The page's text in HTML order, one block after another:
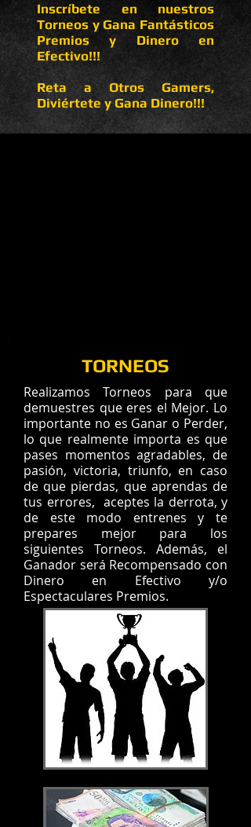
Inscríbete en nuestros
Torneos y Gana Fantásticos
Premios y Dinero en
Efectivo!!!
Reta a Otros Gamers,
Diviértete y Gana Dinero!!!
TORNEOS
Realizamos Torneos para que
demuestres que eres el Mejor. Lo
importante no es Ganar o Perder,
lo que realmente importa es que
pases momentos agradables, de
pasión, victoria, triunfo, en caso
de que pierdas, que aprendas de
tus errores, aceptes la derrota, y
de este modo entrenes y te
prepares mejor para los
siguientes Torneos. Además, el
Ganador será Recompensado con
Dinero en Efectivo y/o
Espectaculares Premios.